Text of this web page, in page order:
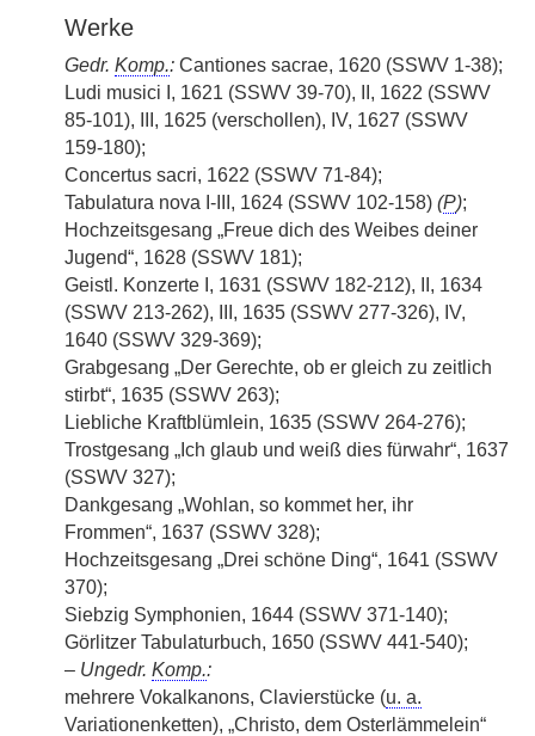
Werke
Gedr. Komp.: Cantiones sacrae, 1620 (SSWV 1-38);
Ludi musici I, 1621 (SSWV 39-70), II, 1622 (SSWV
85-101), III, 1625 (verschollen), IV, 1627 (SSWV
159-180);
Concertus sacri, 1622 (SSWV 71-84);
Tabulatura nova I-III, 1624 (SSWV 102-158) (P);
Hochzeitsgesang „Freue dich des Weibes deiner
Jugend“, 1628 (SSWV 181);
Geistl. Konzerte I, 1631 (SSWV 182-212), II, 1634
(SSWV 213-262), III, 1635 (SSWV 277-326), IV,
1640 (SSWV 329-369);
Grabgesang „Der Gerechte, ob er gleich zu zeitlich
stirbt“, 1635 (SSWV 263);
Liebliche Kraftblümlein, 1635 (SSWV 264-276);
Trostgesang „Ich glaub und weiß dies fürwahr“, 1637
(SSWV 327);
Dankgesang „Wohlan, so kommet her, ihr
Frommen“, 1637 (SSWV 328);
Hochzeitsgesang „Drei schöne Ding“, 1641 (SSWV
370);
Siebzig Symphonien, 1644 (SSWV 371-140);
Görlitzer Tabulaturbuch, 1650 (SSWV 441-540);
– Ungedr. Komp.:
mehrere Vokalkanons, Clavierstücke (u. a.
Variationenketten), „Christo, dem Osterlämmelein“